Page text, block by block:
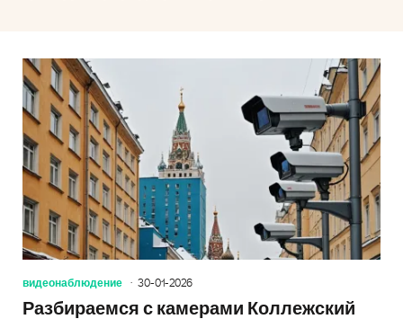
видеонаблюдение 30-01-2026
Разбираемся с камерами Коллежский